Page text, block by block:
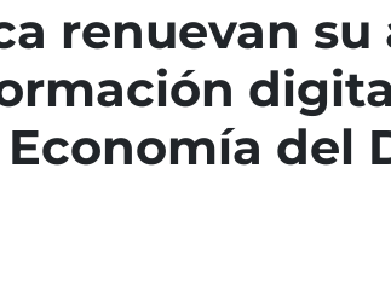
renuevan su
del